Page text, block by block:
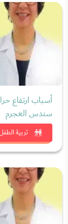
تربية
أسباب ارتفاع
سندس العجرم
شاهد